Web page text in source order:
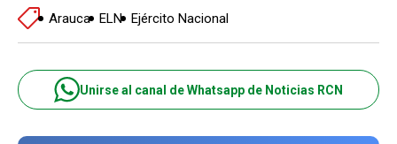
Arauca ELN Ejército Nacional
Unirse al canal de Whatsapp de Noticias RCN